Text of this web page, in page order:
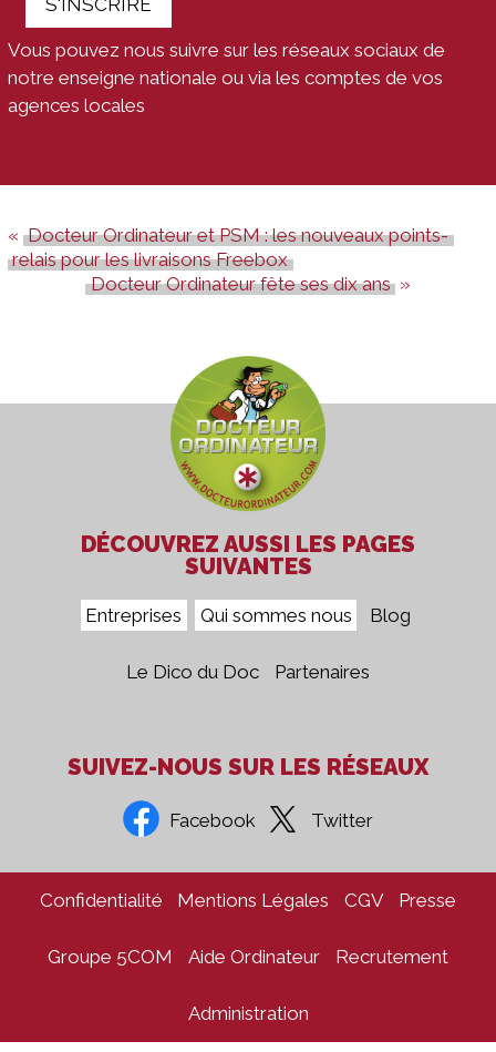
S'INSCRIRE
Vous pouvez nous suivre sur les réseaux sociaux de
notre enseigne nationale ou via les comptes de vos
agences locales
Docteur Ordinateur et PSM : les nouveaux points-
relais pour les livraisons Freebox
Docteur Ordinateur fête ses dix ans
DÉCOUVREZ AUSSI LES PAGES
SUIVANTES
Entreprises Qui sommes nous Blog
Le Dico du Doc Partenaires
SUIVEZ-NOUS SUR LES RÉSEAUX
Facebook Twitter
Confidentialité Mentions Légales CGV Presse
Groupe 5COM Aide Ordinateur Recrutement
Administration